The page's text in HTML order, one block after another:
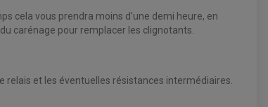
cela vous prendra moins d’une demi heure, en
carénage pour remplacer les clignotants.
et les éventuelles résistances intermédiaires.